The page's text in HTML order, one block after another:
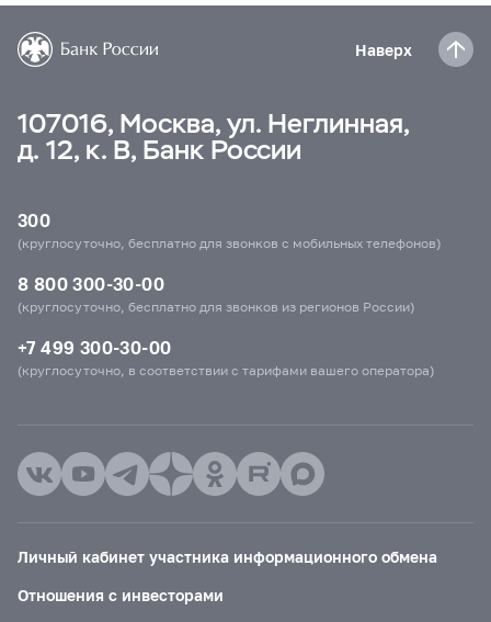
Наверх
107016, Москва, ул. Неглинная,
д. 12, к. В, Банк России
300
(круглосуточно, бесплатно для звонков с мобильных телефонов)
8 800 300-30-00
(круглосуточно, бесплатно для звонков из регионов России)
+7 499 300-30-00
(круглосуточно, в соответствии с тарифами вашего оператора)
Личный кабинет участника информационного обмена
Отношения с инвесторами